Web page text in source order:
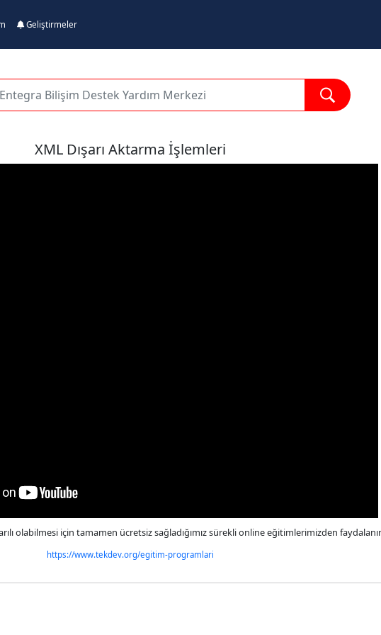
Geliştirmeler
XML Dışarı Aktarma İşlemleri
olabilmesi için tamamen ücretsiz sağladığımız sürekli online eğitimlerimizden
https://www.tekdev.org/egitim-programlari